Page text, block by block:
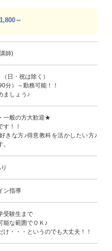
～
師)
日・祝は除く）
分）～勤務可能！！
ましょう♪
一般の方大歓迎★
す！！
きな方♪得意教科を活かしたい方♪
ン指導
受験生まで
能な範囲でＯＫ♪
け・・・というのでも大丈夫！！